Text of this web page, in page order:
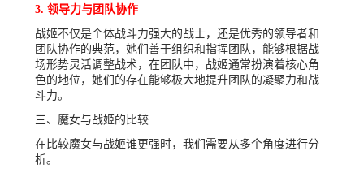
3. 领导力与团队协作
战姬不仅是个体战斗力强大的战士，还是优秀的领导者和
团队协作的典范，她们善于组织和指挥团队，能够根据战
场形势灵活调整战术，在团队中，战姬通常扮演着核心角
色的地位，她们的存在能够极大地提升团队的凝聚力和战
斗力。
三、魔女与战姬的比较
在比较魔女与战姬谁更强时，我们需要从多个角度进行分
析。